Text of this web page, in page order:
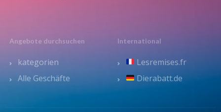
Angebote durchsuchen
kategorien
Alle Geschäfte
International
Lesremises.fr
Dierabatt.de